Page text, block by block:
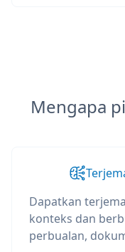
Mengapa
Dapatkan
konteks dan
perbualan,